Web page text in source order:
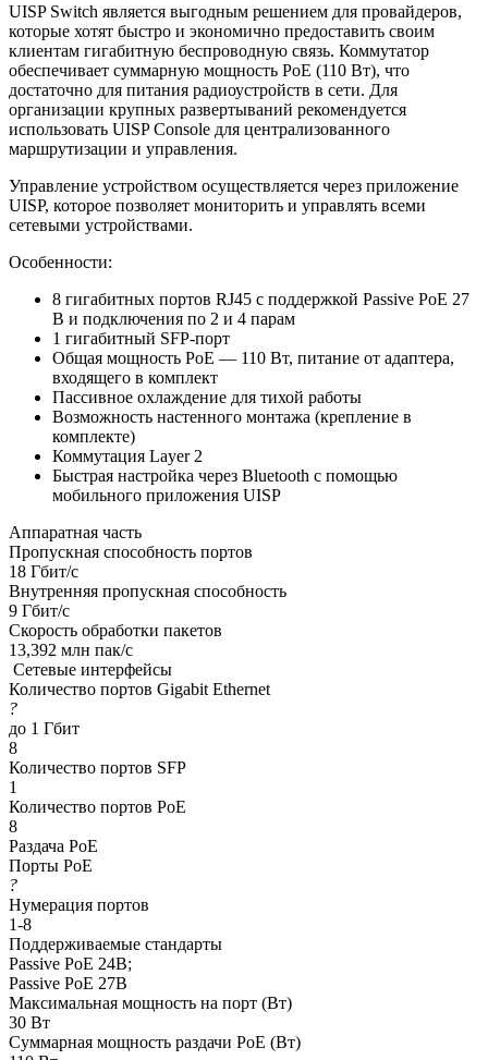
UISP Switch является выгодным решением для провайдеров,
которые хотят быстро и экономично предоставить своим
клиентам гигабитную беспроводную связь. Коммутатор
обеспечивает суммарную мощность PoE (110 Вт), что
достаточно для питания радиоустройств в сети. Для
организации крупных развертываний рекомендуется
использовать UISP Console для централизованного
маршрутизации и управления.
Управление устройством осуществляется через приложение
UISP, которое позволяет мониторить и управлять всеми
сетевыми устройствами.
Особенности:
8 гигабитных портов RJ45 с поддержкой Passive PoE 27
В и подключения по 2 и 4 парам
1 гигабитный SFP-порт
Общая мощность PoE — 110 Вт, питание от адаптера,
входящего в комплект
Пассивное охлаждение для тихой работы
Возможность настенного монтажа (крепление в
комплекте)
Коммутация Layer 2
Быстрая настройка через Bluetooth с помощью
мобильного приложения UISP
Аппаратная часть
Пропускная способность портов
18 Гбит/с
Внутренняя пропускная способность
9 Гбит/с
Скорость обработки пакетов
13,392 млн пак/с
Сетевые интерфейсы
Количество портов Gigabit Ethernet
?
до 1 Гбит
8
Количество портов SFP
1
Количество портов PoE
8
Раздача РоЕ
Порты PoE
?
Нумерация портов
1-8
Поддерживаемые стандарты
Passive PoE 24В;
Passive PoE 27В
Максимальная мощность на порт (Вт)
30 Вт
Суммарная мощность раздачи PoE (Вт)